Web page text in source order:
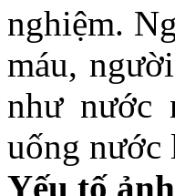
nghiệm.
máu,
như nước
uống nước
Yếu tố